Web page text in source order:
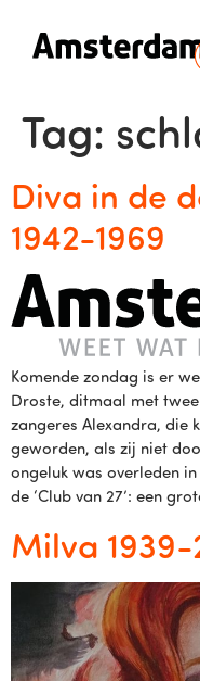
Tag:
Diva in de
1942-1969
Komende zondag is er
Droste, ditmaal met
zangeres Alexandra, die
geworden, als zij niet
ongeluk was overleden
de ‘Club van 27’: een
Milva 1939-